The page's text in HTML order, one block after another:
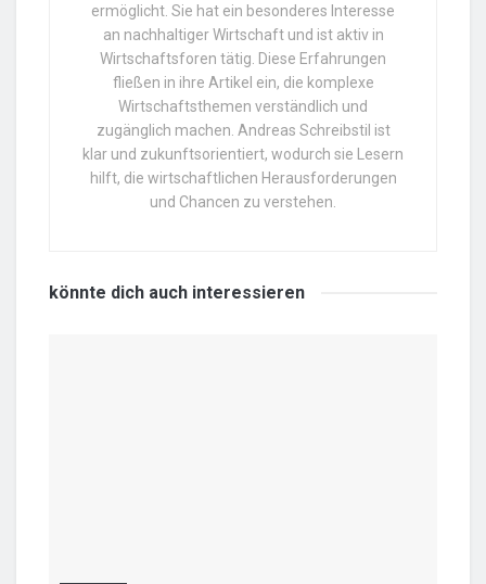
ermöglicht. Sie hat ein besonderes Interesse
an nachhaltiger Wirtschaft und ist aktiv in
Wirtschaftsforen tätig. Diese Erfahrungen
fließen in ihre Artikel ein, die komplexe
Wirtschaftsthemen verständlich und
zugänglich machen. Andreas Schreibstil ist
klar und zukunftsorientiert, wodurch sie Lesern
hilft, die wirtschaftlichen Herausforderungen
und Chancen zu verstehen.
könnte dich auch interessieren